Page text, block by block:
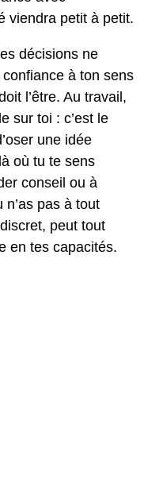
viendra petit à petit.
décisions ne
à ton sens
l’être. Au travail,
sur toi : c’est le
une idée
où tu te sens
conseil ou à
pas à tout
peut tout
en tes capacités.